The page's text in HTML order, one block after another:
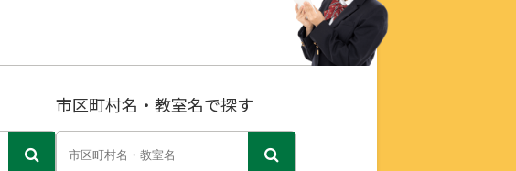
市区町村名・教室名で探す